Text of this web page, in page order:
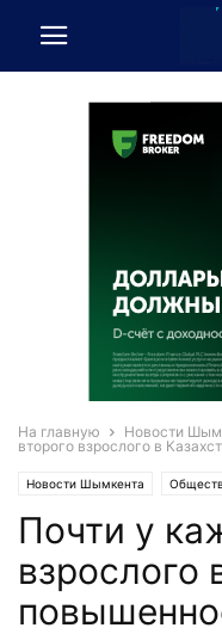
На главную Новости
второго взрослого в
Новости Шымкента
Почти у
взрослого